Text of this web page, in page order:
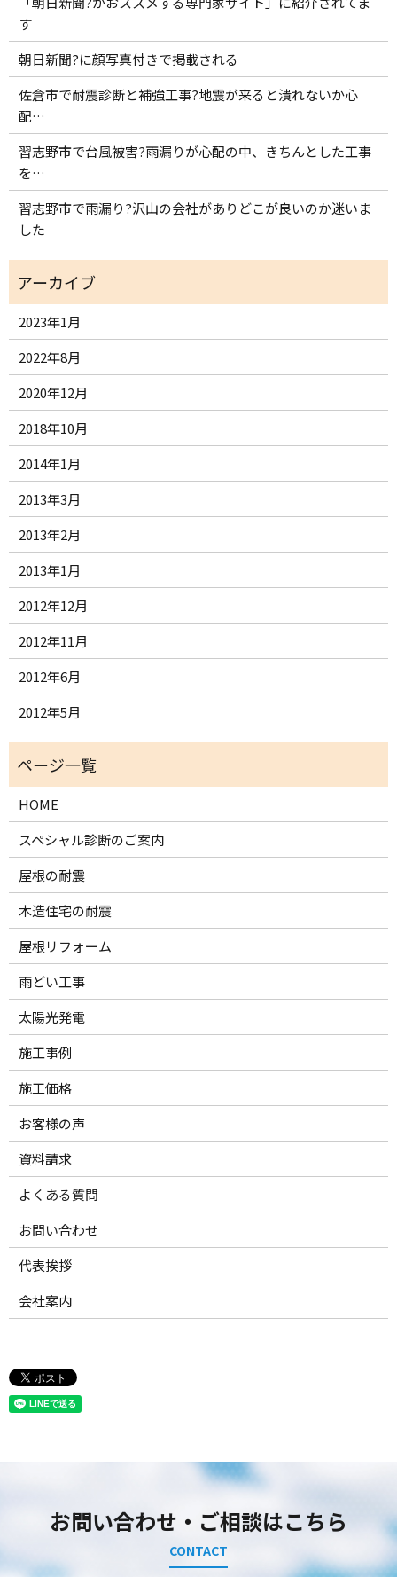
す
朝日新聞?に顔写真付きで掲載される
佐倉市で耐震診断と補強工事?地震が来ると潰れないか心
配…
習志野市で台風被害?雨漏りが心配の中、きちんとした工事
を…
習志野市で雨漏り?沢山の会社がありどこが良いのか迷いま
した
2023年1月
2022年8月
2020年12月
2018年10月
2014年1月
2013年3月
2013年2月
2013年1月
2012年12月
2012年11月
2012年6月
2012年5月
HOME
スペシャル診断のご案内
屋根の耐震
木造住宅の耐震
屋根リフォーム
雨どい工事
太陽光発電
施工事例
施工価格
お客様の声
資料請求
よくある質問
お問い合わせ
代表挨拶
会社案内
お問い合わせ・ご相談はこちら
CONTACT